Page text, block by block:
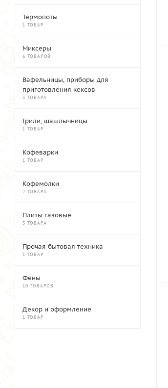
Термопоты
1 ТОВАР
Миксеры
6 ТОВАРОВ
Вафельницы, приборы для
приготовления кексов
3 ТОВАРА
Грили, шашлычницы
1 ТОВАР
Кофеварки
1 ТОВАР
Кофемолки
2 ТОВАРА
Плиты газовые
3 ТОВАРА
Прочая бытовая техника
1 ТОВАР
Фены
10 ТОВАРОВ
Декор и оформление
1 ТОВАР